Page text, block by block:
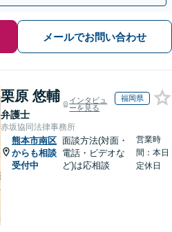
メールでお問い合わせ
栗原 悠輔
弁護士
インタビュ
ーを見る
福岡県
赤坂協同法律事務所
熊本市南区
からも相談
受付中
面談方法(対面・
電話・ビデオな
ど)は応相談
営業時
間：本日
定休日